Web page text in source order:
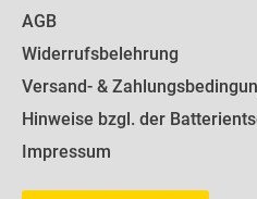
AGB
Widerrufsbelehrung
Versand- &
Hinweise bzgl. der
Impressum